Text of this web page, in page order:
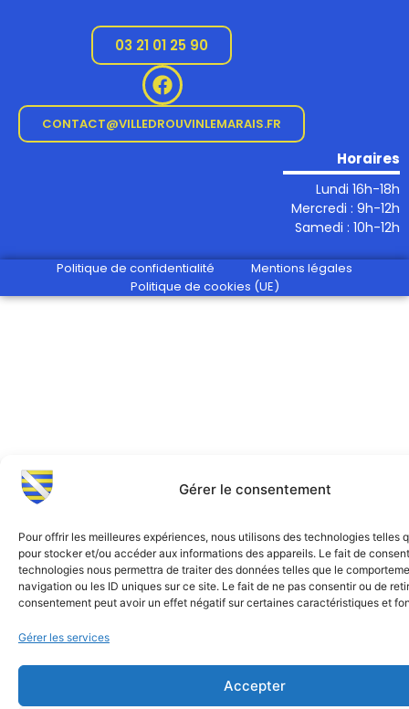
Gérer le consentement
Pour offrir les meilleures expériences, nous utilisons des technologies telles
pour stocker et/ou accéder aux informations des appareils. Le fait de
technologies nous permettra de traiter des données telles que le
navigation ou les ID uniques sur ce site. Le fait de ne pas consentir ou de
consentement peut avoir un effet négatif sur certaines caractéristiques et
Gérer les services
Accepter
03 21 01 25 90
CONTACT@VILLEDROUVINLEMARAIS.FR
Horaires
Lundi 16h-18h
Mercredi : 9h-12h
Samedi : 10h-12h
Politique de confidentialité
Mentions légales
Politique de cookies (UE)